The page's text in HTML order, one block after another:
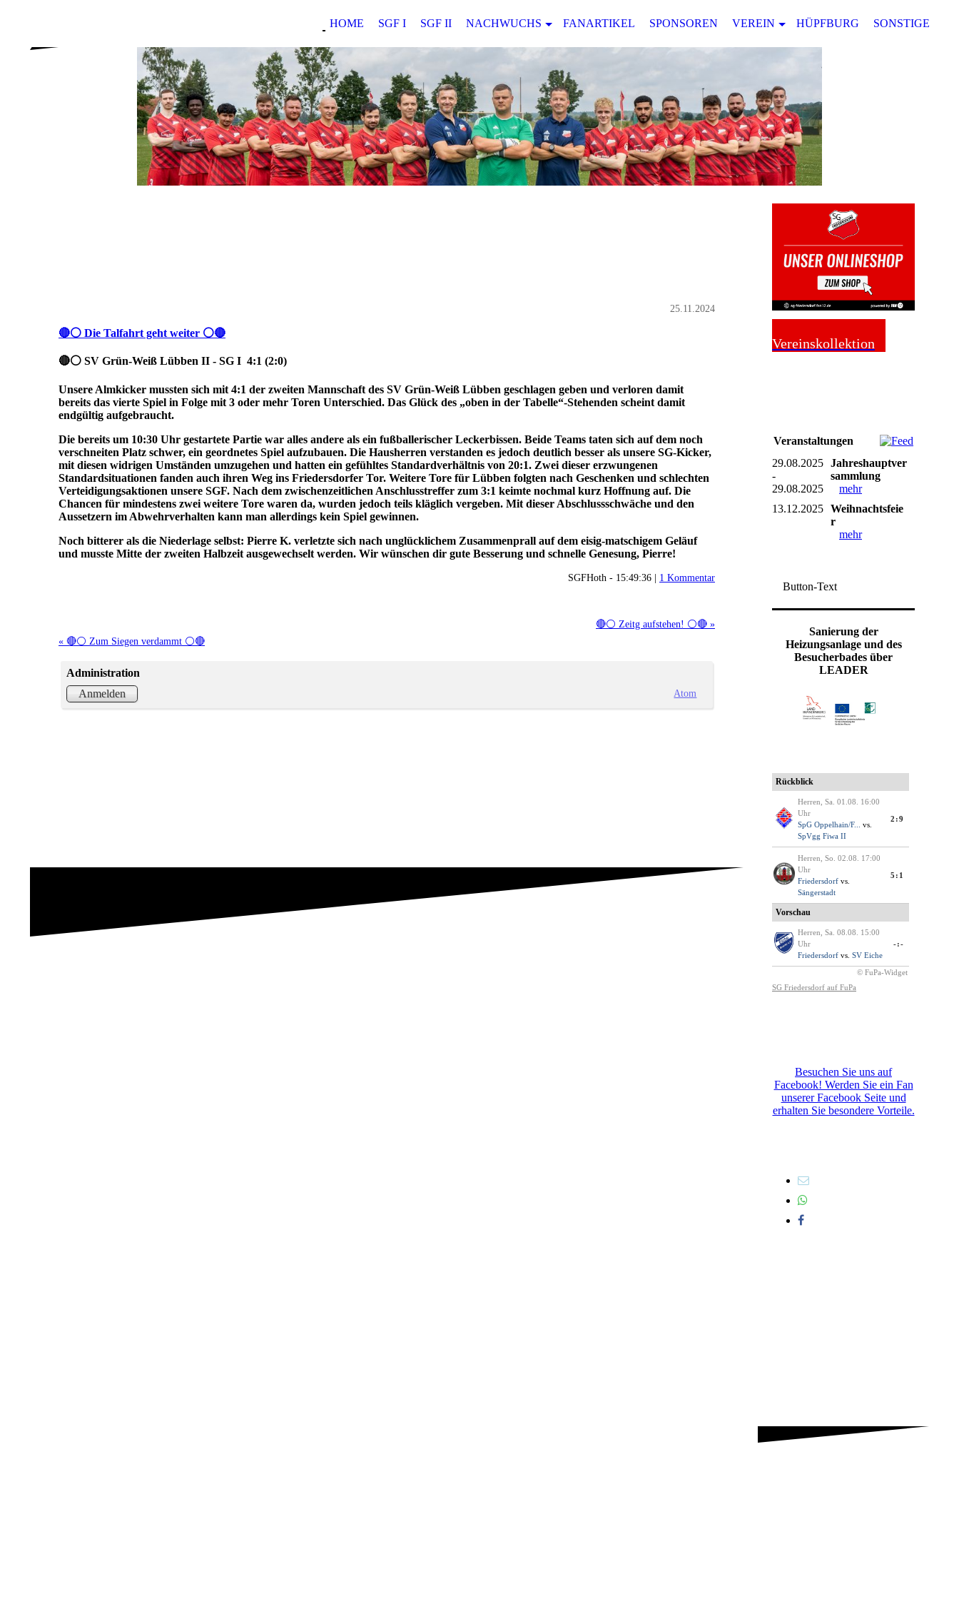
HOME SGF I SGF II NACHWUCHS FANARTIKEL SPONSOREN VEREIN HÜPFBURG SONSTIGES
25.11.2024
🔴⚪ Die Talfahrt geht weiter ⚪🔴
🔴⚪ SV Grün-Weiß Lübben II - SG I 4:1 (2:0)
Unsere Almkicker mussten sich mit 4:1 der zweiten Mannschaft des SV Grün-Weiß Lübben geschlagen geben und verloren damit
bereits das vierte Spiel in Folge mit 3 oder mehr Toren Unterschied. Das Glück des „oben in der Tabelle“-Stehenden scheint damit
endgültig aufgebraucht.
Die bereits um 10:30 Uhr gestartete Partie war alles andere als ein fußballerischer Leckerbissen. Beide Teams taten sich auf dem noch
verschneiten Platz schwer, ein geordnetes Spiel aufzubauen. Die Hausherren verstanden es jedoch deutlich besser als unsere SG-Kicker,
mit diesen widrigen Umständen umzugehen und hatten ein gefühltes Standardverhältnis von 20:1. Zwei dieser erzwungenen
Standardsituationen fanden auch ihren Weg ins Friedersdorfer Tor. Weitere Tore für Lübben folgten nach Geschenken und schlechten
Verteidigungsaktionen unsere SGF. Nach dem zwischenzeitlichen Anschlusstreffer zum 3:1 keimte nochmal kurz Hoffnung auf. Die
Chancen für mindestens zwei weitere Tore waren da, wurden jedoch teils kläglich vergeben. Mit dieser Abschlussschwäche und den
Aussetzern im Abwehrverhalten kann man allerdings kein Spiel gewinnen.
Noch bitterer als die Niederlage selbst: Pierre K. verletzte sich nach unglücklichem Zusammenprall auf dem eisig-matschigem Geläuf
und musste Mitte der zweiten Halbzeit ausgewechselt werden. Wir wünschen dir gute Besserung und schnelle Genesung, Pierre!
SGFHoth - 15:49:36 | 1 Kommentar
🔴⚪ Zeitg aufstehen! ⚪🔴 »
« 🔴⚪ Zum Siegen verdammt ⚪🔴
Administration
Anmelden
Atom
Vereinskollektion
Veranstaltungen
29.08.2025
-
29.08.2025
Jahreshauptver
sammlung
mehr
13.12.2025 Weihnachtsfeie
r
mehr
Button-Text
Sanierung der
Heizungsanlage und des
Besucherbades über
LEADER
Besuchen Sie uns auf
Facebook! Werden Sie ein Fan
unserer Facebook Seite und
erhalten Sie besondere Vorteile.